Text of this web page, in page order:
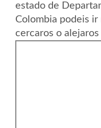
estado de
Colombia podeis ir
cercaros o